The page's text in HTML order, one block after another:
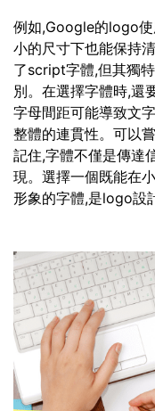
例如,Google的logo
小的尺寸下也能保持
了script字體,但其獨
別。在選擇字體時,還
字母間距可能導致文
整體的連貫性。可以
記住,字體不僅是傳達
現。選擇一個既能在
形象的字體,是logo設